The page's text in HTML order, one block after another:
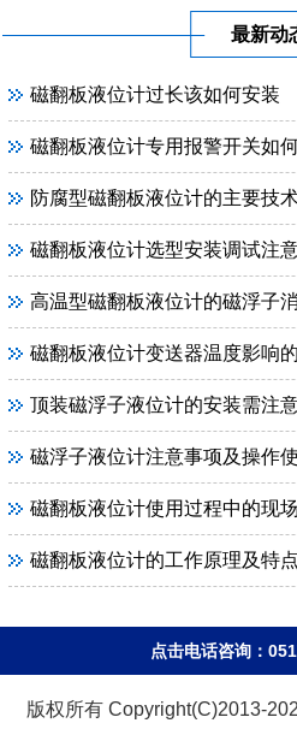
最新动
磁翻板液位计过长该如何安装
磁翻板液位计专用报警开关如
防腐型磁翻板液位计的主要技术参
磁翻板液位计选型安装调试注
高温型磁翻板液位计的磁浮子消磁的
磁翻板液位计变送器温度影响的缘
顶装磁浮子液位计的安装需注
磁浮子液位计注意事项及操作
磁翻板液位计使用过程中的现
磁翻板液位计的工作原理及特点
点击电话咨询：
版权所有 Copyright(C)2013-